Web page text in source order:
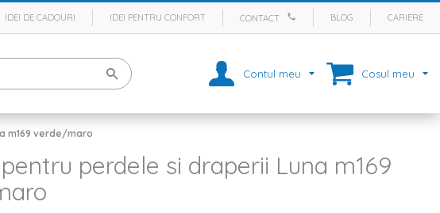
IDEI DE CADOURI IDEI PENTRU CONFORT CONTACT BLOG CARIERE
Contul meu Cosul meu
m169 verde/maro
perdele si draperii Luna m169